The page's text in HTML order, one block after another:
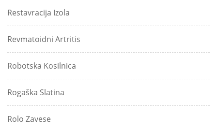
Restavracija Izola
Revmatoidni Artritis
Robotska Kosilnica
Rogaška Slatina
Rolo Zavese